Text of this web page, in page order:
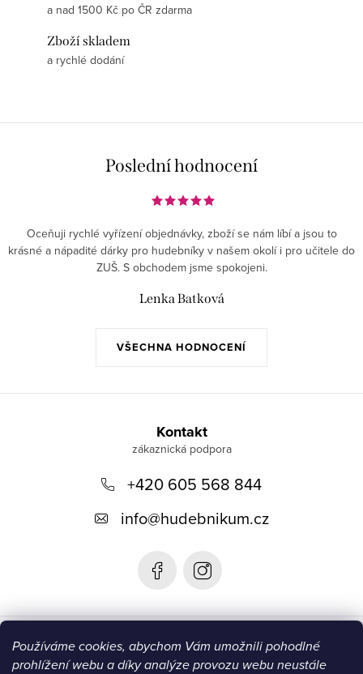
Používáme cookies, abychom Vám umožnili pohodlné
prohlížení webu a díky analýze provozu webu neustále
a nad 1500 Kč po ČR zdarma
Zboží skladem
a rychlé dodání
Poslední hodnocení
VŠECHNA HODNOCENÍ
Oceňuji rychlé vyřízení objednávky, zboží se nám líbí a jsou to
krásné a nápadité dárky pro hudebníky v našem okolí i pro učitele do
ZUŠ. S obchodem jsme spokojeni.
Lenka Batková
Kontakt
+420 605 568 844
info@hudebnikum.cz
Informace